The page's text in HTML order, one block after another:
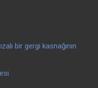
bir gergi kasnağının